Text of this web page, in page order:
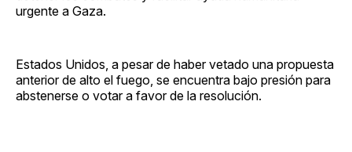
urgente a Gaza.
Estados Unidos, a pesar de haber vetado una propuesta
anterior de alto el fuego, se encuentra bajo presión para
abstenerse o votar a favor de la resolución.